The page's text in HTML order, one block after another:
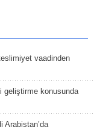
vaadinden
geliştirme konusunda
Arabistan’da